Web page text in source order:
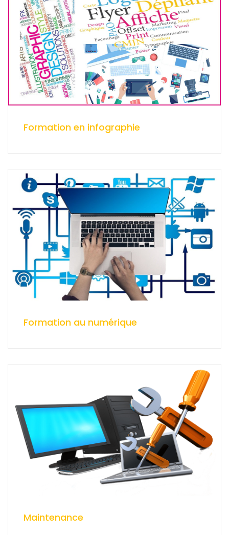
Formation en infographie
Formation au numérique
Maintenance